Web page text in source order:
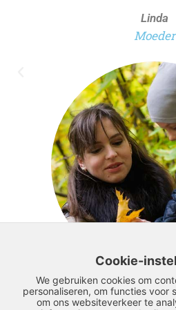
Linda
Moeder
Cookie-
We gebruiken cookies om
personaliseren, om functies voor
om ons websiteverkeer te